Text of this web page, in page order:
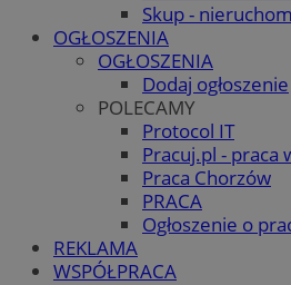
Skup -
OGŁOSZENIA
OGŁOSZENIA
Dodaj ogłoszenie
POLECAMY
Protocol IT
Pracuj.pl - praca
Praca Chorzów
PRACA
Ogłoszenie o
REKLAMA
WSPÓŁPRACA